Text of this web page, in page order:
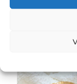
Collier rose livre –